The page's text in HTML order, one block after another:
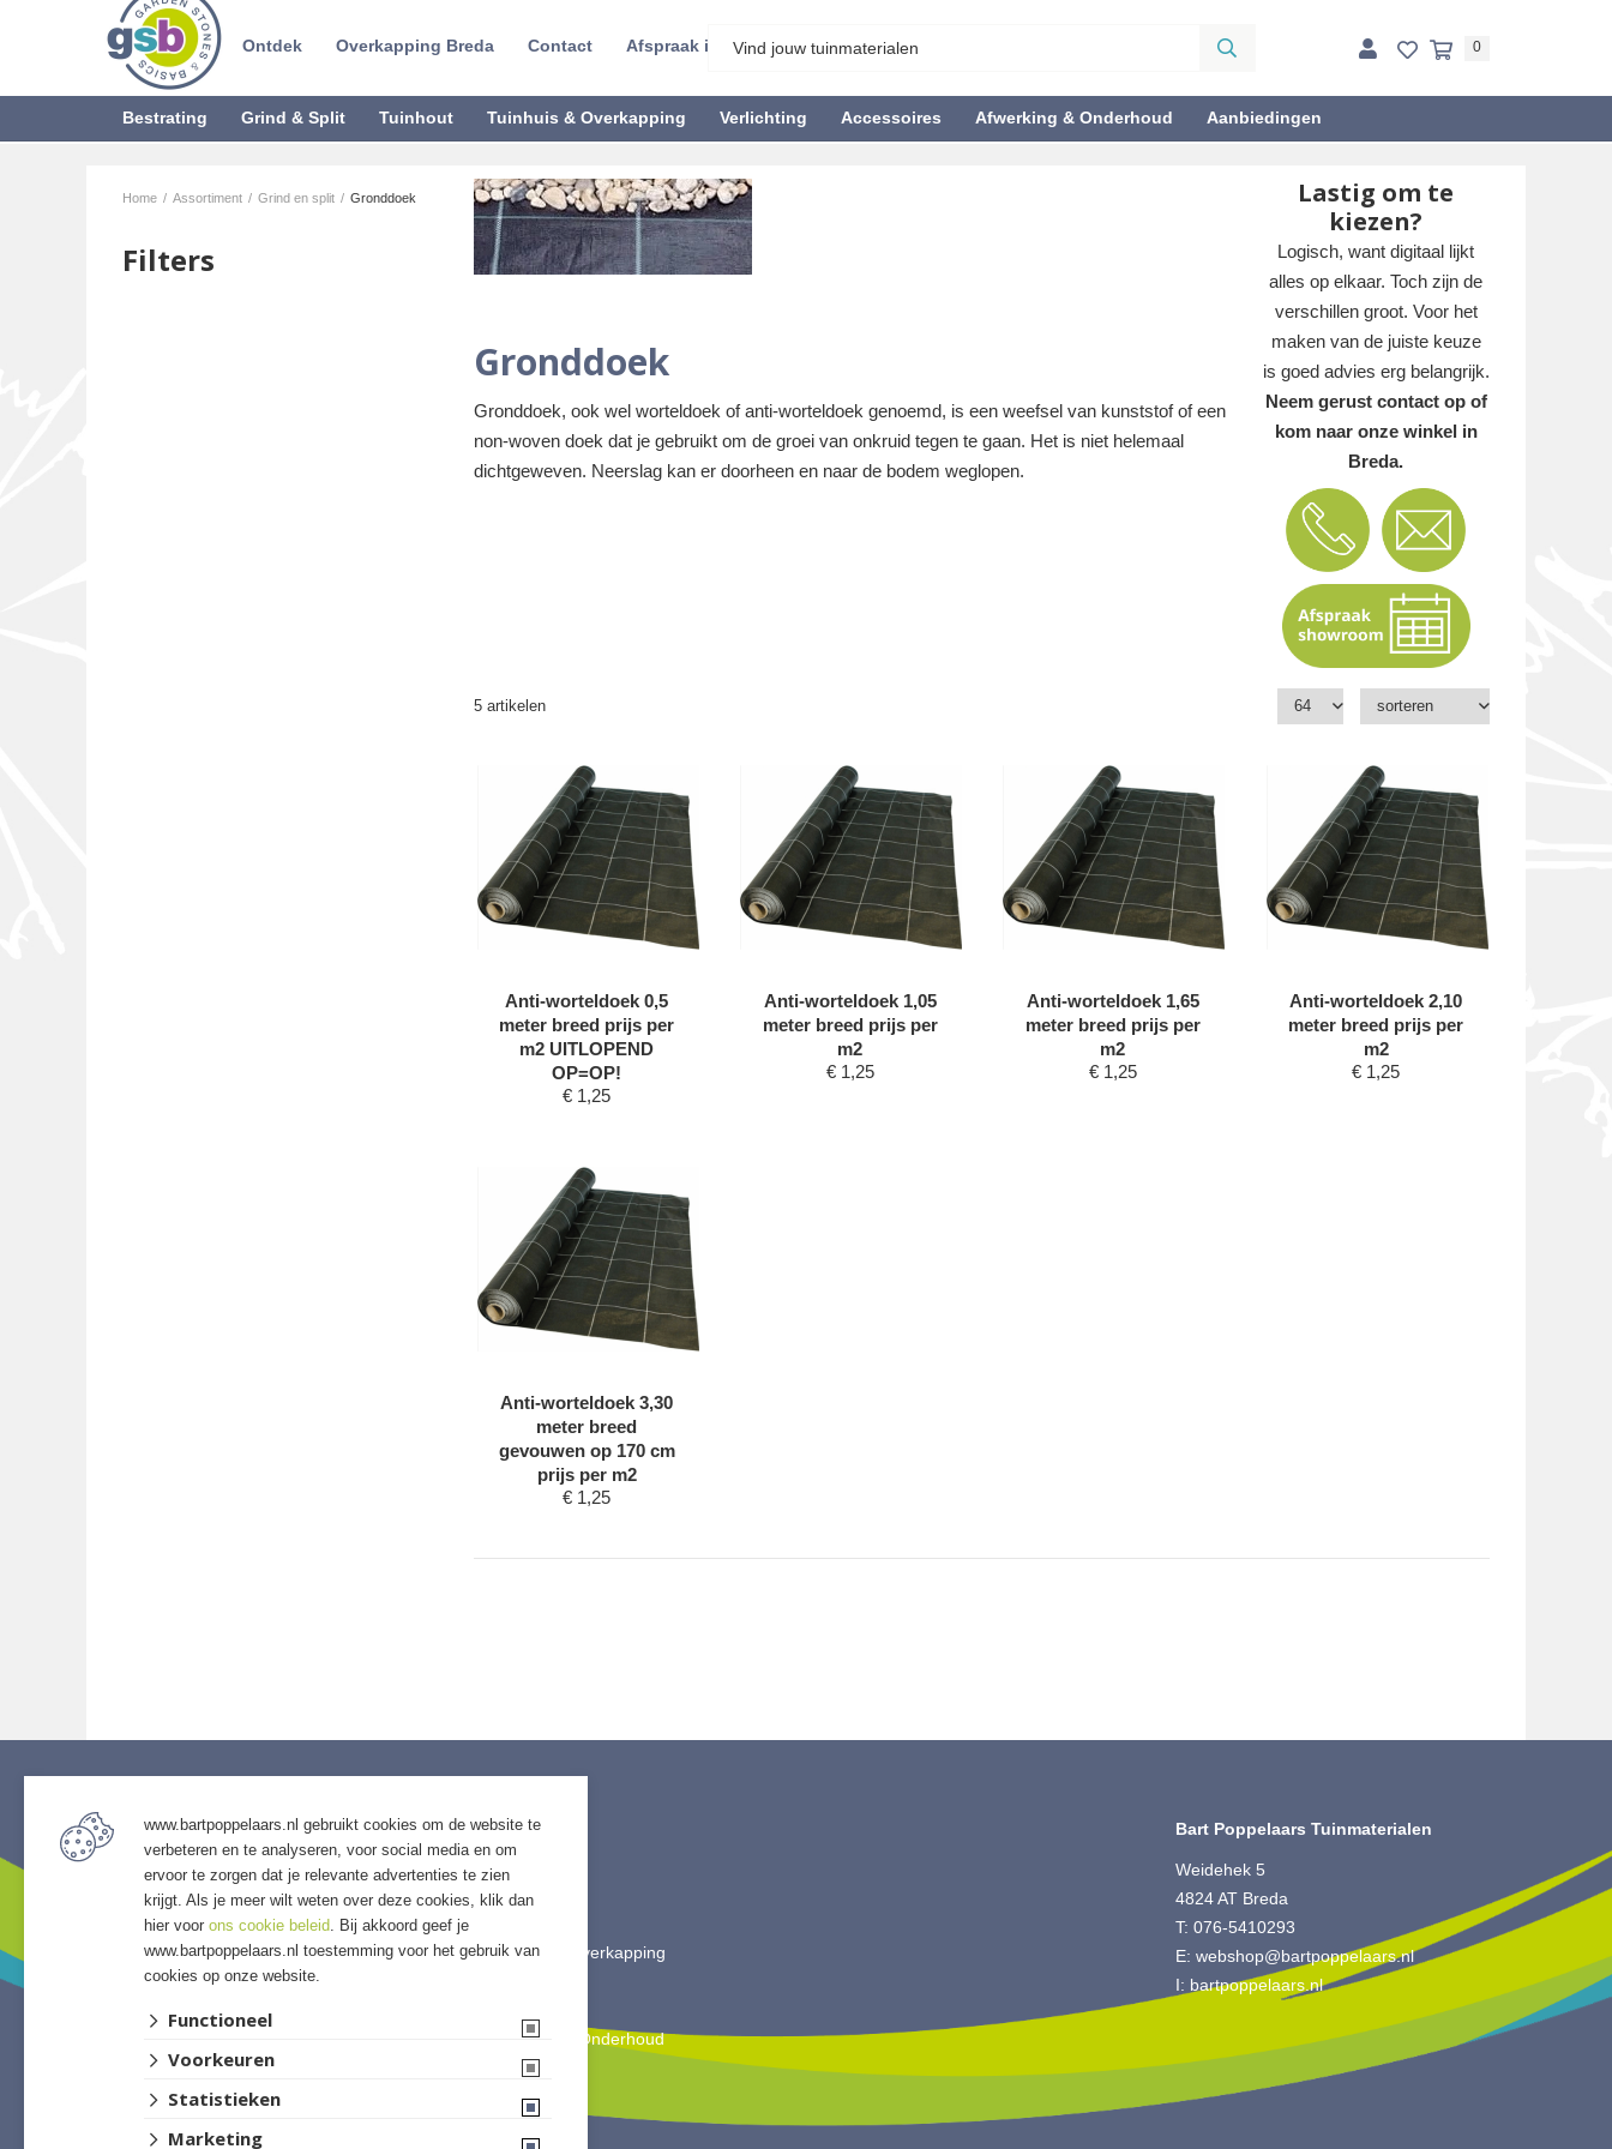
Ontdek Overkapping Breda Contact Afspraak inplannen 0
Bestrating Grind & Split Tuinhout Tuinhuis & Overkapping Verlichting Accessoires Afwerking & Onderhoud Aanbiedingen
Home / Assortiment / Grind en split / Gronddoek
Filters
Gronddoek
Gronddoek, ook wel worteldoek of anti-worteldoek genoemd, is een weefsel van kunststof of een
non-woven doek dat je gebruikt om de groei van onkruid tegen te gaan. Het is niet helemaal
dichtgeweven. Neerslag kan er doorheen en naar de bodem weglopen.
Lastig om te
kiezen?
Logisch, want digitaal lijkt
alles op elkaar. Toch zijn de
verschillen groot. Voor het
maken van de juiste keuze
is goed advies erg belangrijk.
Neem gerust contact op of
kom naar onze winkel in
Breda.
5 artikelen
Anti-worteldoek 0,5
meter breed prijs per
m2 UITLOPEND
OP=OP!
€ 1,25
Anti-worteldoek 1,05
meter breed prijs per
m2
€ 1,25
Anti-worteldoek 1,65
meter breed prijs per
m2
€ 1,25
Anti-worteldoek 2,10
meter breed prijs per
m2
€ 1,25
Anti-worteldoek 3,30
meter breed
gevouwen op 170 cm
prijs per m2
€ 1,25
Service
• Algemene voorwaarden
• Klantenservice
• Privacyverklaring
• Over GSB
• Andere GSB-vestigingen
Assortiment
• Bestrating
• Grind & Split
• Tuinhuis & Overkapping
• Afwerking & Onderhoud
Bart Poppelaars Tuinmaterialen
Weidehek 5
4824 AT Breda
T: 076-5410293
E: webshop@bartpoppelaars.nl
I: bartpoppelaars.nl
www.bartpoppelaars.nl gebruikt cookies om de website te
verbeteren en te analyseren, voor social media en om
ervoor te zorgen dat je relevante advertenties te zien
krijgt. Als je meer wilt weten over deze cookies, klik dan
hier voor ons cookie beleid. Bij akkoord geef je
www.bartpoppelaars.nl toestemming voor het gebruik van
cookies op onze website.
Functioneel
Voorkeuren
Statistieken
Marketing